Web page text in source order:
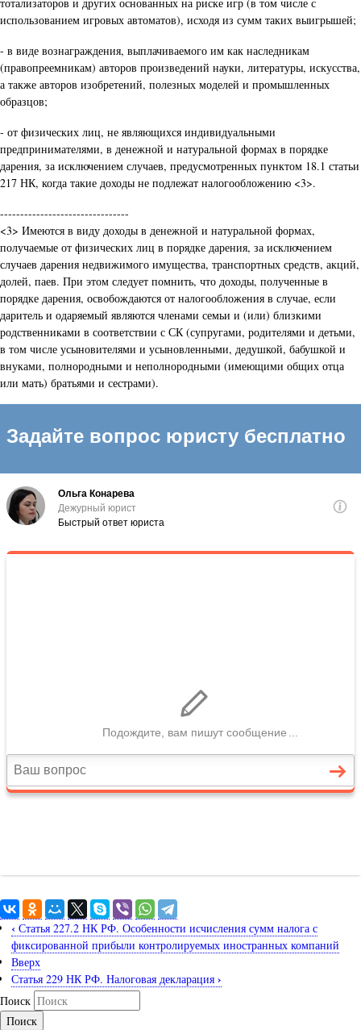
использованием игровых автоматов), исходя из сумм таких выигрышей;
- в виде вознаграждения, выплачиваемого им как наследникам
(правопреемникам) авторов произведений науки, литературы, искусства,
а также авторов изобретений, полезных моделей и промышленных
образцов;
- от физических лиц, не являющихся индивидуальными
предпринимателями, в денежной и натуральной формах в порядке
дарения, за исключением случаев, предусмотренных пунктом 18.1 статьи
217 НК, когда такие доходы не подлежат налогообложению <3>.
--------------------------------
<3> Имеются в виду доходы в денежной и натуральной формах,
получаемые от физических лиц в порядке дарения, за исключением
случаев дарения недвижимого имущества, транспортных средств, акций,
долей, паев. При этом следует помнить, что доходы, полученные в
порядке дарения, освобождаются от налогообложения в случае, если
даритель и одаряемый являются членами семьи и (или) близкими
родственниками в соответствии с СК (супругами, родителями и детьми,
в том числе усыновителями и усыновленными, дедушкой, бабушкой и
внуками, полнородными и неполнородными (имеющими общих отца
или мать) братьями и сестрами).
‹ Статья 227.2 НК РФ. Особенности исчисления сумм налога с
фиксированной прибыли контролируемых иностранных компаний
Вверх
Статья 229 НК РФ. Налоговая декларация ›
Поиск